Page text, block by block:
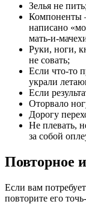
Зелья не пить;
Компоненты
написано
мать-и-
Руки, ноги,
не совать;
Если что-то
украли
Если
Оторвало
Дорогу
Не плевать,
за собой
Повторное
Если вам
повторите его